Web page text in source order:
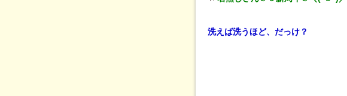
洗えば洗うほど、だっけ？